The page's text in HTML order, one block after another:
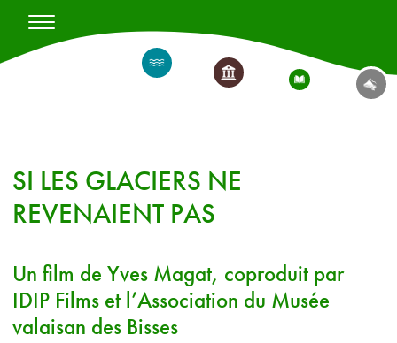
SI LES GLACIERS NE
REVENAIENT PAS
Un film de Yves Magat, coproduit par
IDIP Films et l’Association du Musée
valaisan des Bisses